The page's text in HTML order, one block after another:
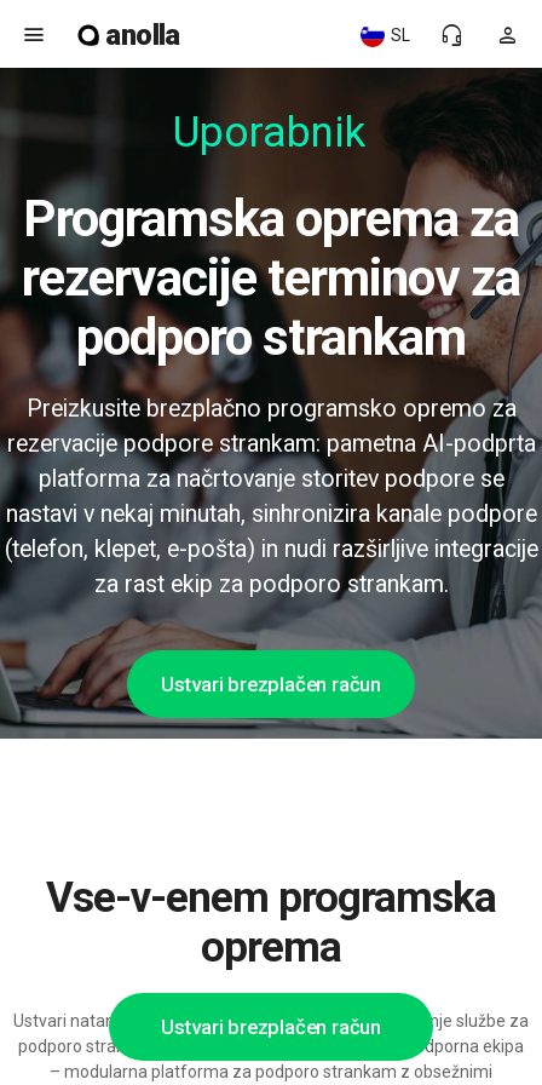
menu anolla person
headset_mic
SL
Uporabniku
Programska oprema za
rezervacije terminov za
podporo strankam
Preizkusite brezplačno programsko opremo za
rezervacije podpore strankam: pametna AI-podprta
platforma za načrtovanje storitev podpore se
nastavi v nekaj minutah, sinhronizira kanale podpore
(telefon, klepet, e-pošta) in nudi razširljive integracije
za rast ekip za podporo strankam.
Ustvari brezplačen račun
Ustvari brezplačen račun
Vse-v-enem programska
oprema
Ustvari natanko takšno okolje za rezervacije in upravljanje službe za
podporo strankam, kot ga resnično potrebuje tvoja podporna ekipa
– modularna platforma za podporo strankam z obsežnimi